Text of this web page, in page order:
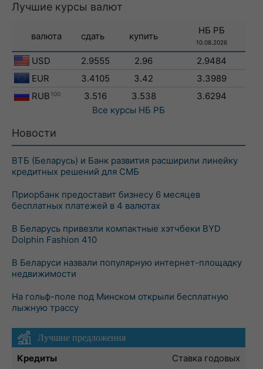
Лучшие курсы валют
валюта сдать купить
НБ РБ
10.08.2026
USD 2.9555 2.96
2.9484
EUR
3.4105 3.42
3.3989
RUB 100 3.516 3.538
3.6294
Все курсы НБ РБ
Новости
ВТБ (Беларусь) и Банк развития расширили линейку
кредитных решений для СМБ
Приорбанк предоставит бизнесу 6 месяцев
бесплатных платежей в 4 валютах
В Беларусь привезли компактные хэтчбеки BYD
Dolphin Fashion 410
В Беларуси назвали популярную интернет-площадку
недвижимости
На гольф-поле под Минском открыли бесплатную
лыжную трассу
Лучшие предложения
Кредиты
Ставка годовых